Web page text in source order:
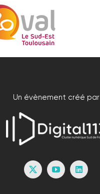
Un évènement créé par